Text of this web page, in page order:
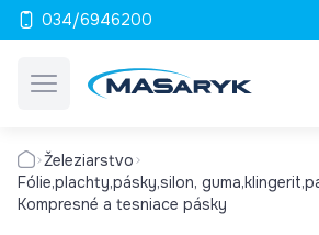
034/6946200
Železiarstvo
Fólie,plachty,pásky,silon,
Kompresné a tesniace pásky